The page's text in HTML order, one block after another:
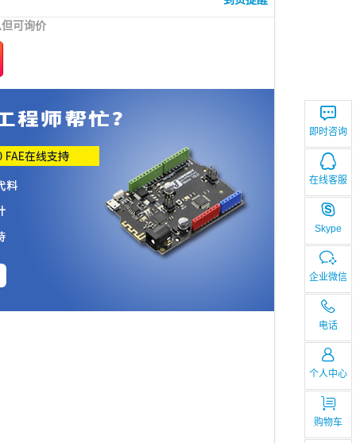
即时咨询
在线客服
Skype
企业微信
电话
个人中心
购物车
可询价